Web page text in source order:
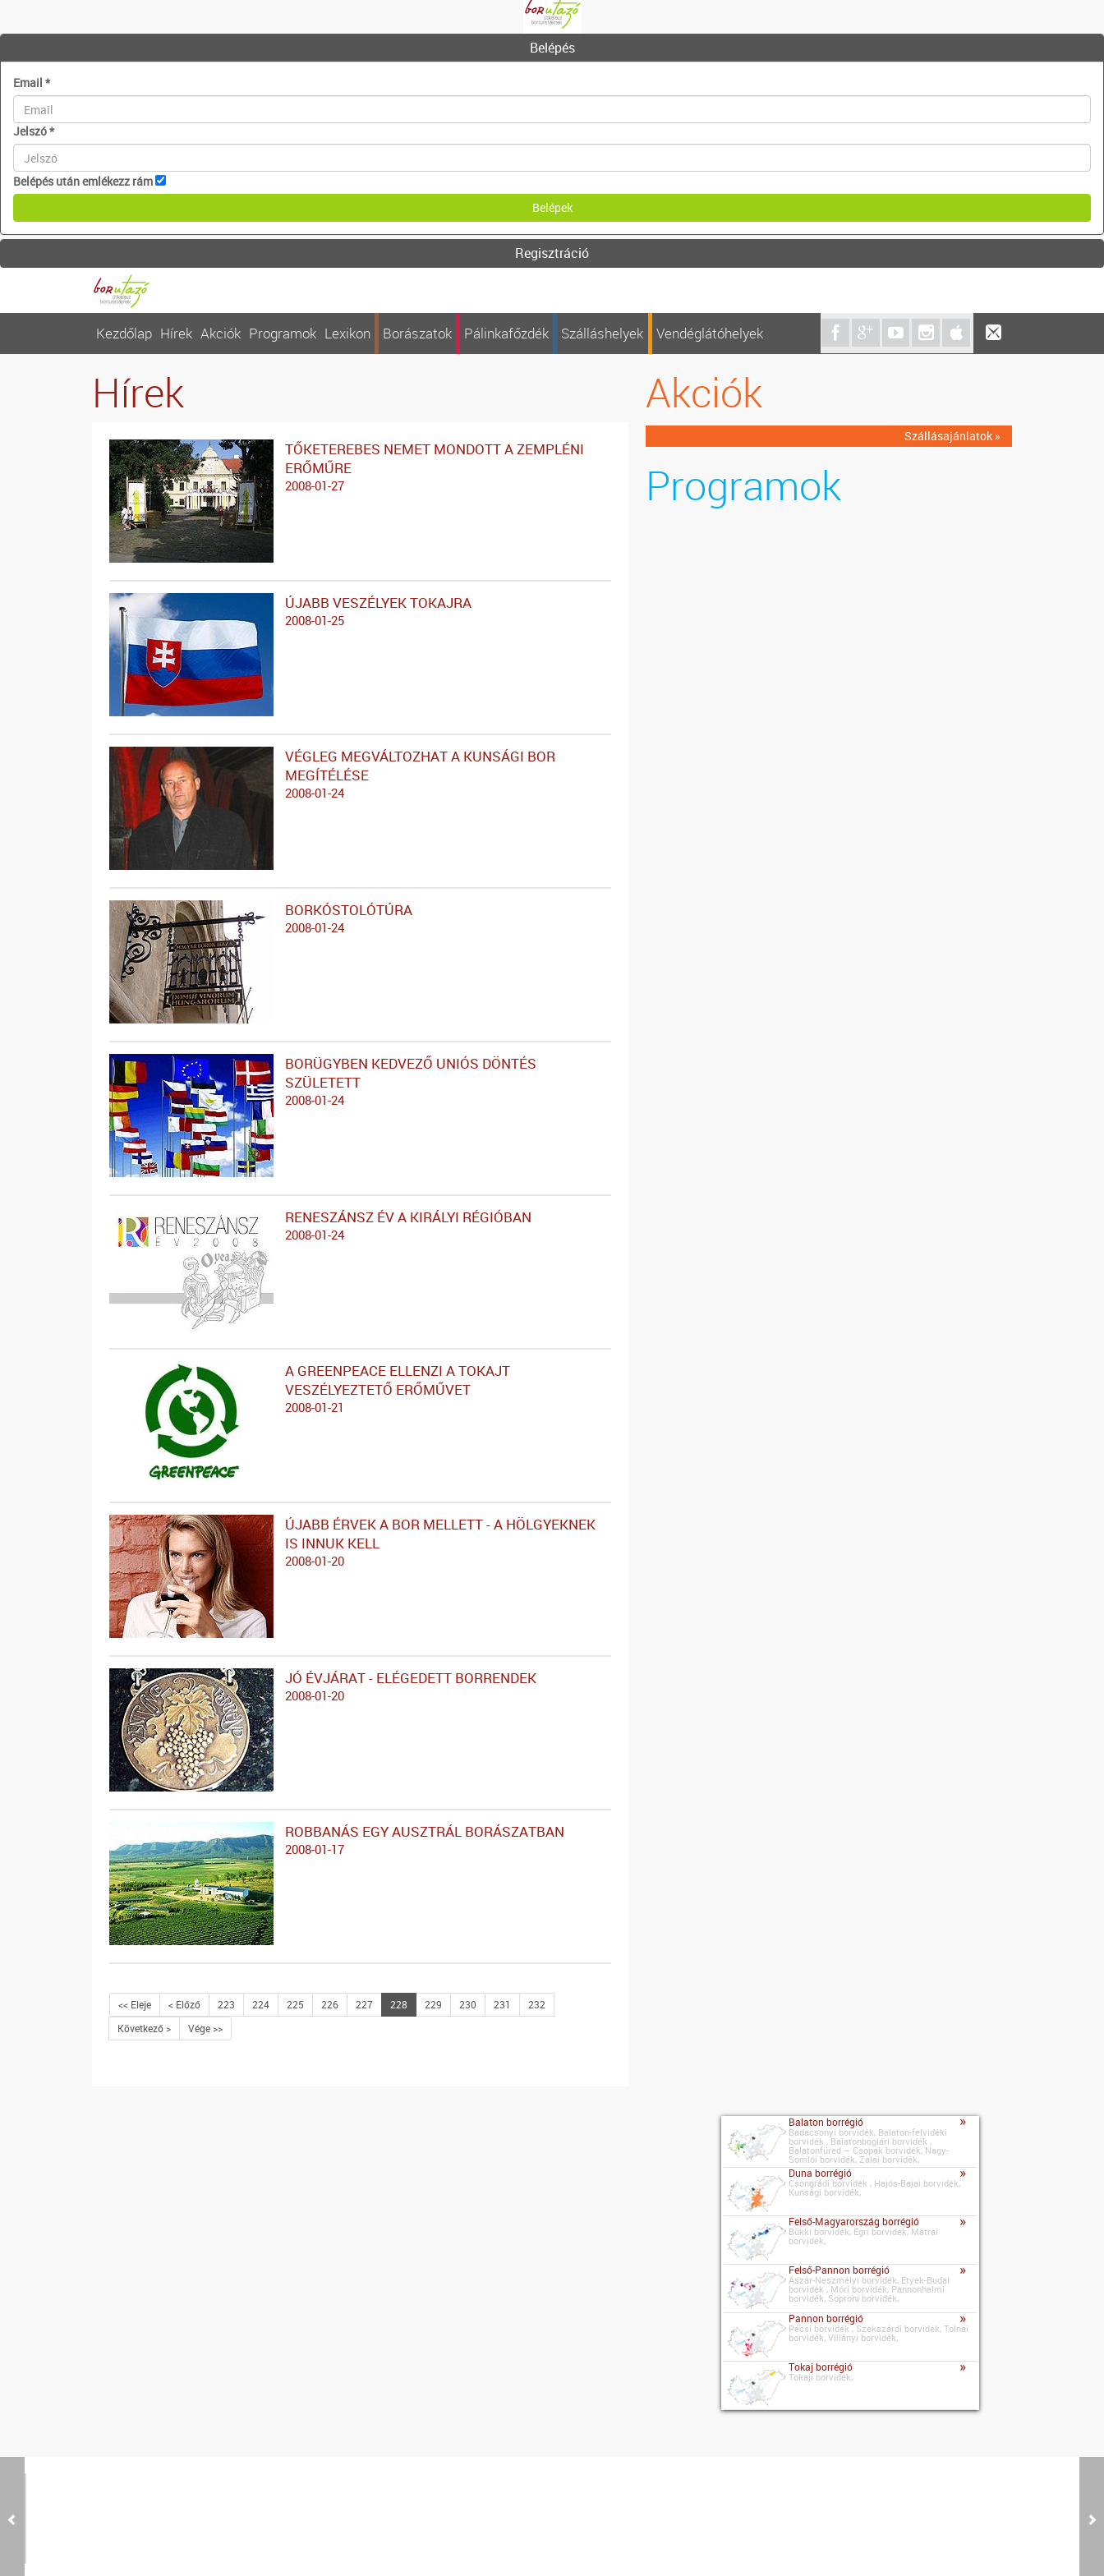
Belépés
Email *
Jelszó*
Belépés után emlékezz rám
Regisztráció
Kezdőlap Hírek Akciók Programok Lexikon Borászatok Pálinkafőzdék Szálláshelyek Vendéglátóhelyek
Hírek
TŐKETEREBES NEMET MONDOTT A ZEMPLÉNI
ERŐMŰRE
2008-01-27
ÚJABB VESZÉLYEK TOKAJRA
2008-01-25
VÉGLEG MEGVÁLTOZHAT A KUNSÁGI BOR
MEGÍTÉLÉSE
2008-01-24
BORKÓSTOLÓTÚRA
2008-01-24
BORÜGYBEN KEDVEZŐ UNIÓS DÖNTÉS
SZÜLETETT
2008-01-24
RENESZÁNSZ ÉV A KIRÁLYI RÉGIÓBAN
2008-01-24
A GREENPEACE ELLENZI A TOKAJT
VESZÉLYEZTETŐ ERŐMŰVET
2008-01-21
ÚJABB ÉRVEK A BOR MELLETT - A HÖLGYEKNEK
IS INNUK KELL
2008-01-20
JÓ ÉVJÁRAT - ELÉGEDETT BORRENDEK
2008-01-20
ROBBANÁS EGY AUSZTRÁL BORÁSZATBAN
2008-01-17
<< Eleje < Előző 223 224 225 226 227 228 229 230 231
232
Következő >
Vége >>
Akciók
Szállásajánlatok »
Programok
Balaton borrégió »
Badacsonyi borvidék, Balaton-felvidéki
borvidék , Balatonboglári borvidék ,
Balatonfüred – Csopak borvidék, Nagy-
Somlói borvidék, Zalai borvidék,
Duna borrégió »
Csongrádi borvidék , Hajós-Bajai borvidék,
Kunsági borvidék,
Felső-Magyarország borrégió »
Bükki borvidék, Egri borvidék, Mátrai
borvidék,
Felső-Pannon borrégió »
Ászár-Neszmélyi borvidék, Etyek-Budai
borvidék , Móri borvidék, Pannonhalmi
borvidék, Soproni borvidék,
Pannon borrégió »
Pécsi borvidék , Szekszárdi borvidék, Tolnai
borvidék, Villányi borvidék,
Tokaj borrégió »
Tokaji borvidék,